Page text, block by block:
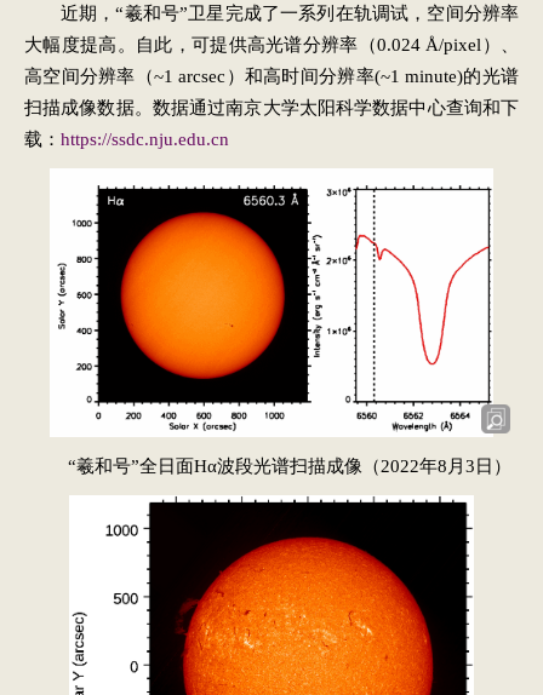
近期，“羲和号”卫星完成了一系列在轨调试，空间分辨率
大幅度提高。自此，可提供高光谱分辨率（0.024 Å/pixel）、
高空间分辨率（~1 arcsec）和高时间分辨率(~1 minute)的光谱
扫描成像数据。数据通过南京大学太阳科学数据中心查询和下
载： https://ssdc.nju.edu.cn
“羲和号”全日面Hα波段光谱扫描成像（2022年8月3日）